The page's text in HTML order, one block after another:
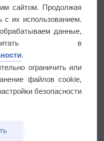
сайтом. Продолжая
с их использованием.
данные,
в
.
ограничить или
файлов cookie,
безопасности